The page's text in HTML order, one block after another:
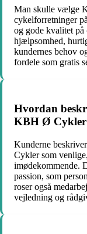
Man skulle vælge
cykelforretninger
og gode kvalitet
hjælpsomhed,
kundernes behov
fordele som gratis
Hvordan
KBH Ø Cykler
Kunderne
Cykler som
imødekommende.
passion, som
roser også
vejledning og